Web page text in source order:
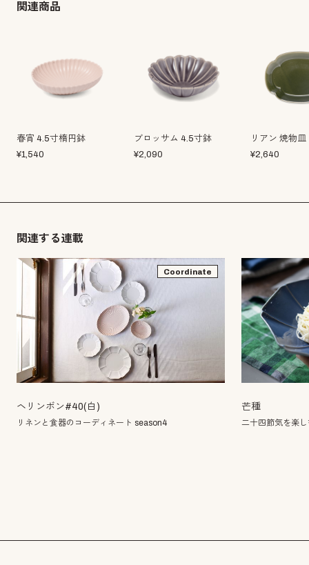
関連商品
春宵 4.5寸楕円鉢
¥1,540
ブロッサム 4.5寸鉢
¥2,090
リアン 焼物皿
¥2,640
関連する連載
Coordinate
ヘリンボン#40(白)
リネンと食器のコーディネート season4
芒種
二十四節気を楽